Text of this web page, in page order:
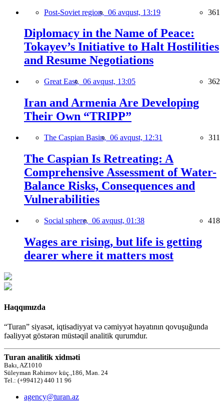
Post-Soviet region, 06 avqust, 13:19 361
Diplomacy in the Name of Peace:
Tokayev’s Initiative to Halt Hostilities
and Resume Negotiations
Great East, 06 avqust, 13:05 362
Iran and Armenia Are Developing
Their Own “TRIPP”
The Caspian Basin, 06 avqust, 12:31 311
The Caspian Is Retreating: A
Comprehensive Assessment of Water-
Balance Risks, Consequences and
Vulnerabilities
Social sphere, 06 avqust, 01:38 418
Wages are rising, but life is getting
dearer where it matters most
Haqqımızda
“Turan” siyasət, iqtisadiyyat və cəmiyyət həyatının qovuşuğunda
fəaliyyət göstərən müstəqil analitik qurumdur.
Turan analitik xidməti
Bakı, AZ1010
Süleyman Rəhimov küç.,186, Mən. 24
Tel.: (+99412) 440 11 96
agency@turan.az